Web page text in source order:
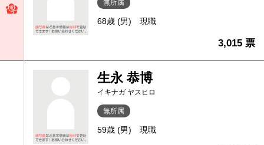
無所属
68歳 (男) 現職
3,015 票
生永 恭博
イキナガ ヤスヒロ
無所属
59歳 (男) 現職